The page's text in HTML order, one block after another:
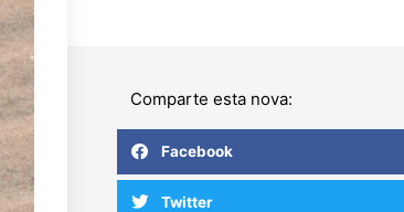
Comparte esta nova:
Facebook
Twitter